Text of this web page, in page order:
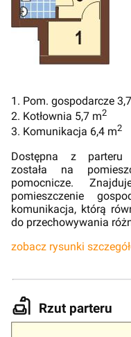
1. Pom. gospodarcze
2. Kotłownia 5,7 m2
3. Komunikacja 6,4 m2
Dostępna z parteru
została na
pomocnicze.
pomieszczenie
komunikacja, którą
do przechowywania
zobacz rysunki
Rzut parteru